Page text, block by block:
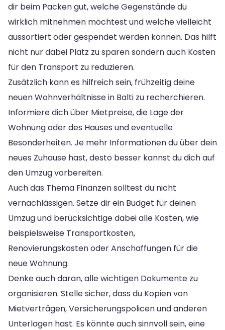
dir beim Packen gut, welche Gegenstände du
wirklich mitnehmen möchtest und welche vielleicht
aussortiert oder gespendet werden können. Das hilft
nicht nur dabei Platz zu sparen sondern auch Kosten
für den Transport zu reduzieren.
Zusätzlich kann es hilfreich sein, frühzeitig deine
neuen Wohnverhältnisse in Balti zu recherchieren.
Informiere dich über Mietpreise, die Lage der
Wohnung oder des Hauses und eventuelle
Besonderheiten. Je mehr Informationen du über dein
neues Zuhause hast, desto besser kannst du dich auf
den Umzug vorbereiten.
Auch das Thema Finanzen solltest du nicht
vernachlässigen. Setze dir ein Budget für deinen
Umzug und berücksichtige dabei alle Kosten, wie
beispielsweise Transportkosten,
Renovierungskosten oder Anschaffungen für die
neue Wohnung.
Denke auch daran, alle wichtigen Dokumente zu
organisieren. Stelle sicher, dass du Kopien von
Mietverträgen, Versicherungspolicen und anderen
Unterlagen hast. Es könnte auch sinnvoll sein, eine